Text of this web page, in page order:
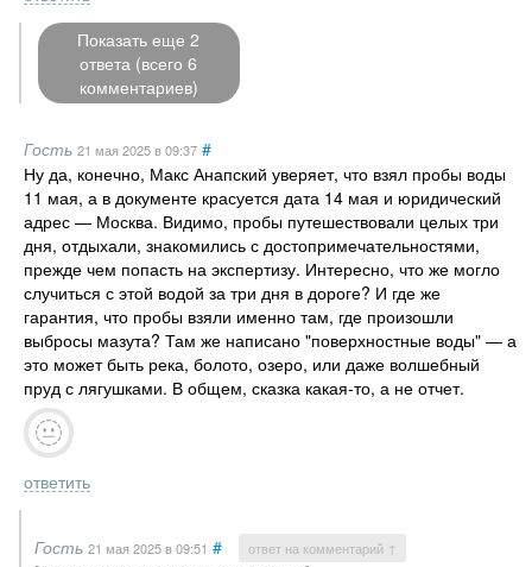
Показать еще 2
ответа (всего 6
комментариев)
Гость 21 мая 2025в 09:37 #
Ну да, конечно, Макс Анапский уверяет, что взял пробы воды
11 мая, а в документе красуется дата 14 мая и юридический
адрес — Москва. Видимо, пробы путешествовали целых три
дня, отдыхали, знакомились с достопримечательностями,
прежде чем попасть на экспертизу. Интересно, что же могло
случиться с этой водой за три дня в дороге? И где же
гарантия, что пробы взяли именно там, где произошли
выбросы мазута? Там же написано "поверхностные воды" — а
это может быть река, болото, озеро, или даже волшебный
пруд с лягушками. В общем, сказка какая-то, а не отчет.
ответить
Гость 21 мая 2025в 09:51 # ответ на комментарий ↑